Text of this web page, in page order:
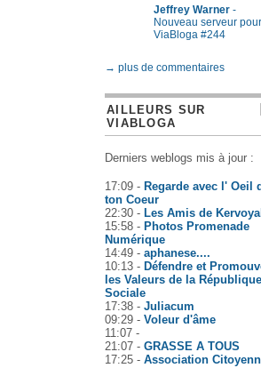
Jeffrey Warner -
Nouveau serveur pour
ViaBloga #244
→ plus de commentaires
AILLEURS SUR
VIABLOGA
Derniers weblogs mis à jour :
17:09 - Regarde avec l' Oeil
ton Coeur
22:30 - Les Amis de Kervoyal
15:58 - Photos Promenade
Numérique
14:49 - aphanese....
10:13 - Défendre et
les Valeurs de la République
Sociale
17:38 - Juliacum
09:29 - Voleur d'âme
11:07 -
21:07 - GRASSE A TOUS
17:25 - Association